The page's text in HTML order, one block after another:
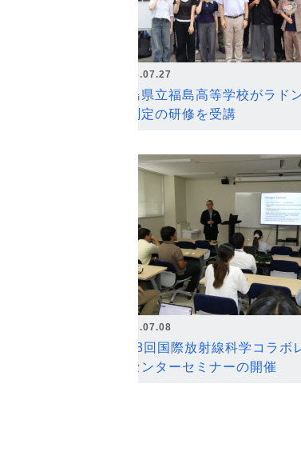
2026.07.27
福島県立福島高等学校がラド
ン測定の研修を受講
2026.07.08
第18回国際放射線科学コラボ
ンセンターセミナーの開催